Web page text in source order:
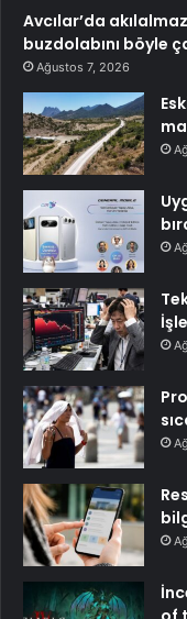
Avcılar’da
buzdolabını böyle
Ağustos 7, 2026